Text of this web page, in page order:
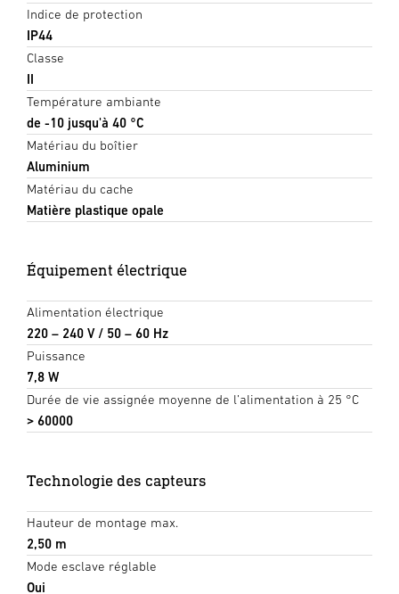
Indice de protection
IP44
Classe
II
Température ambiante
de -10 jusqu'à 40 °C
Matériau du boîtier
Aluminium
Matériau du cache
Matière plastique opale
Équipement électrique
Alimentation électrique
220 – 240 V / 50 – 60 Hz
Puissance
7,8 W
Durée de vie assignée moyenne de l’alimentation à 25 °C
> 60000
Technologie des capteurs
Hauteur de montage max.
2,50 m
Mode esclave réglable
Oui